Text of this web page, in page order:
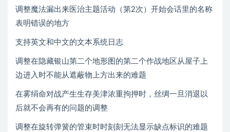
调整魔法漏出来医治主题活动（第2次）开始会话里的名称
表明错误的地方
支持英文和中文的文本系统日志
调整在隐藏银山第二个地形图的第二个作战地区从屋子上
边进入时不能从遮蔽物上方出来的难题
在雾绢命对战产生生存美津浓重拘押时，丝绸一旦消退以
后就不会再有的问题的调整
调整在旋转弹簧的管束时时刻刻无法显示缺点标识的难题